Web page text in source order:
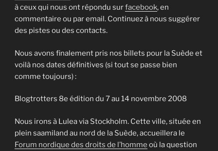
à ceux qui nous ont répondu surfacebook, en
commentaire ou par email. Continuez à nous suggérer
des pistes ou des contacts.
Nous avons finalement pris nos billets pour la Suède et
voilà nos dates définitives (si tout se passe bien
comme toujours) :
Blogtrotters 8e édition du 7 au 14 novembre 2008
Nous irons à Lulea via Stockholm. Cette ville, située en
plein saamiland au nord de la Suède, accueillera le
Forum nordique des droits de l’homme où la question